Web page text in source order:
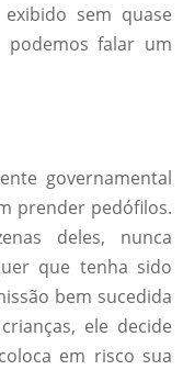
sem quase
podemos falar um
governamental
prender pedófilos.
deles, nunca
que tenha sido
bem sucedida
ele decide
em risco sua